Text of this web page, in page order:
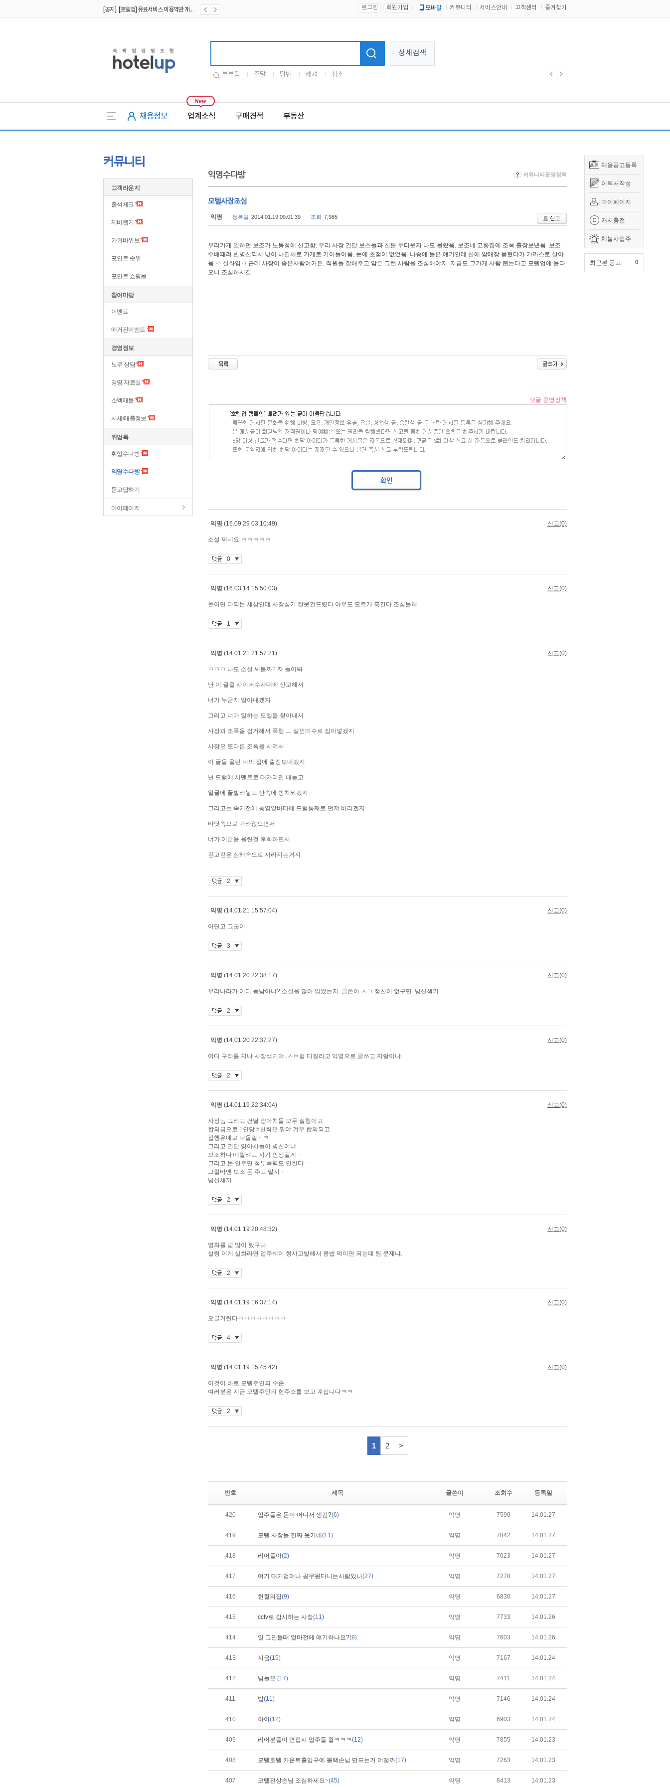
[공지] [호텔업] 유료서비스 이용약관 개정본2 (19.09.02) 로그인 회원가입 모바일 커뮤니티 서비스안내 고객센터 즐겨찾기
상세검색
부부팀 주말 당번 캐셔 청소
채용정보 업계소식 구매견적 부동산
채용공고등록
이력서작성
마이페이지
캐시충전
체불사업주
최근본 공고 0
커뮤니티
고객라운지
출석체크
제비뽑기
가위바위보
포인트 순위
포인트 쇼핑몰
참여마당
이벤트
매거진이벤트
경영정보
노무 상담
경영 자료실
소액매물
시세/매출정보
취업톡
취업수다방
익명수다방
묻고답하기
마이페이지
익명수다방 커뮤니티운영정책
모텔사장조심
익명 등록일 2014.01.19 09:01:39 조회 7,985
우리가게 일하던 보조가 노동청에 신고함, 우리 사장 건달 보스들과 친분 두터운지 나도 몰랐음, 보조네 고향집에 조폭 출장보냈음. 보조
수배때려 반병신되서 넋이 나간채로 가게로 기어들어옴, 눈에 초점이 없었음. 나중에 들은 얘기인데 산에 암매장 묻혔다가 가까스로 살아
옴.ㅋ 실화임ㅋ 근데 사장이 좋은사람이거든, 직원들 잘해주고 암튼 그런 사람을 조심해야지. 지금도 그가게 사람 뽑는다고 모텔업에 올라
오니 조심하시길.
번호 제목 글쓴이 조회수 등록일
420 업주들은 돈이 어디서 생김?(6) 익명 7590 14.01.27
419 모텔 사장들 진짜 웃기네 (11) 익명 7842 14.01.27
418 리어들아(2) 익명 7023 14.01.27
417 여기 대기업이나 공무원다니는사람있나(27) 익명 7278 14.01.27
416 헌혈의집(9) 익명 6830 14.01.27
415 cctv로 감시하는 사장(11) 익명 7733 14.01.26
414 일 그만둘때 얼마전에 얘기하나요?(9) 익명 7603 14.01.26
413 지금(15) 익명 7167 14.01.24
412 님들은 (17) 익명 7411 14.01.24
411 밥(11) 익명 7146 14.01.24
410 하이 (12) 익명 6903 14.01.24
409 리어분들이 면접시 업주들 왈ㅋㅋㅋ(12) 익명 7855 14.01.23
408 모텔호텔 카운트출입구에 블랙손님 만드는거 어떨까(17) 익명 7263 14.01.23
407 모텔진상손님 조심하세요~(45) 익명 8413 14.01.23